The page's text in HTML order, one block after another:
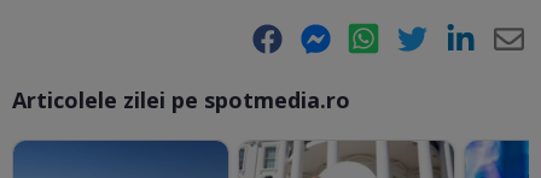
Facebook Messenger WhatsApp Twitter LinkedIn
Articolele zilei pe spotmedia.ro